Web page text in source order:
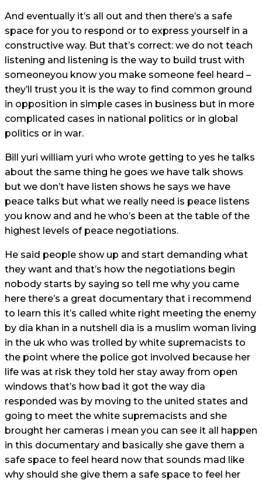
And eventually it’s all out and then there’s a safe
space for you to respond or to express yourself in a
constructive way. But that’s correct: we do not teach
listening and listening is the way to build trust with
someoneyou know you make someone feel heard –
they’ll trust you it is the way to find common ground
in opposition in simple cases in business but in more
complicated cases in national politics or in global
politics or in war.
Bill yuri william yuri who wrote getting to yes he talks
about the same thing he goes we have talk shows
but we don’t have listen shows he says we have
peace talks but what we really need is peace listens
you know and and he who’s been at the table of the
highest levels of peace negotiations.
He said people show up and start demanding what
they want and that’s how the negotiations begin
nobody starts by saying so tell me why you came
here there’s a great documentary that i recommend
to learn this it’s called white right meeting the enemy
by dia khan in a nutshell dia is a muslim woman living
in the uk who was trolled by white supremacists to
the point where the police got involved because her
life was at risk they told her stay away from open
windows that’s how bad it got the way dia
responded was by moving to the united states and
going to meet the white supremacists and she
brought her cameras i mean you can see it all happen
in this documentary and basically she gave them a
safe space to feel heard now that sounds mad like
why should she give them a safe space to feel her